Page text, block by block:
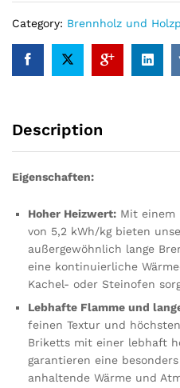
Category: Brennholz und
Description
Eigenschaften:
Hoher Heizwert: Mit einem
von 5,2 kWh/kg bieten
außergewöhnlich lange
eine kontinuierliche
Kachel- oder Steinofen
Lebhafte Flamme und
feinen Textur und
Briketts mit einer lebhaft
garantieren eine
anhaltende Wärme und